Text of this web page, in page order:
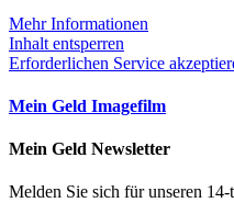
Mehr Informationen
Inhalt entsperren
Erforderlichen Service
Mein Geld Imagefilm
Mein Geld Newsletter
Melden Sie sich für unseren